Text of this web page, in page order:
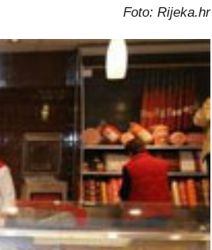
Foto: Rijeka.hr